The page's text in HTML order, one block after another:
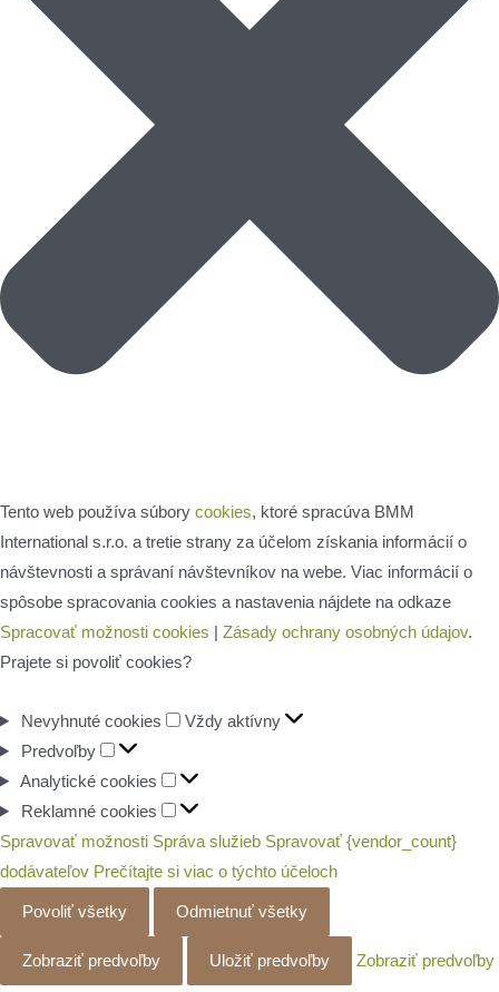
Tento web používa súbory cookies, ktoré spracúva BMM
International s.r.o. a tretie strany za účelom získania informácií o
návštevnosti a správaní návštevníkov na webe. Viac informácií o
spôsobe spracovania cookies a nastavenia nájdete na odkaze
Spracovať možnosti cookies
Zásady ochrany osobných údajov.
Prajete si povoliť cookies?
Nevyhnuté cookies
Nevyhnuté
Vždy aktívny
Predvoľby
Predvoľby
Analytické cookies
Analytické
cookies
Reklamné cookies
Reklamné
cookies
Spravovať možnosti Správa služieb Spravovať {vendor_count}
dodávateľov Prečítajte si viac o týchto účeloch
Povoliť všetky Odmietnuť všetky
Zobraziť predvoľby Uložiť predvoľby Zobraziť predvoľby